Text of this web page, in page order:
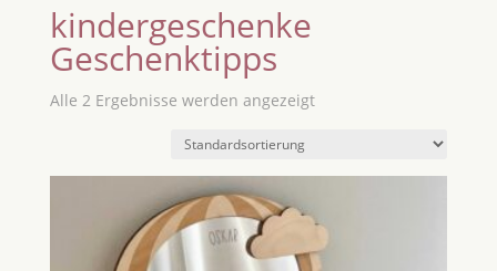
kindergeschenke
Geschenktipps
Alle 2 Ergebnisse werden angezeigt